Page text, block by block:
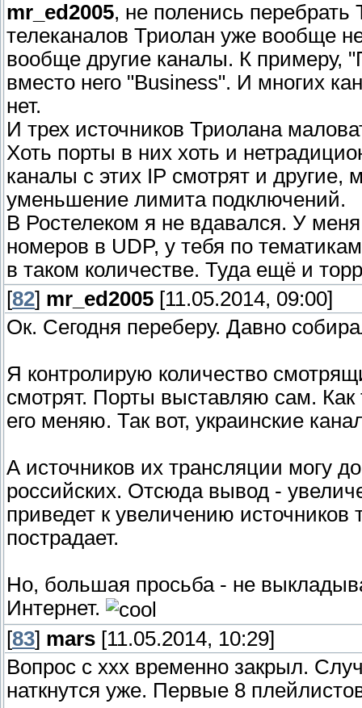
mr_ed2005, не поленись
телеканалов Триолан уже вообще
вообще другие каналы. К примеру,
вместо него "Business". И многих
нет.
И трех источников Триолана
Хоть порты в них хоть и
каналы с этих IP смотрят и другие,
уменьшение лимита подключений.
В Ростелеком я не вдавался. У
номеров в UDP, у тебя по
в таком количестве. Туда ещё и
[82] mr_ed2005 [11.05.2014, 09:00]
Ок. Сегодня переберу. Давно
Я контролирую количество
смотрят. Порты выставляю сам. Как
его меняю. Так вот, украинские
А источников их трансляции могу
российских. Отсюда вывод -
приведет к увеличению источников
пострадает.
Но, большая просьба - не
Интернет.
[83] mars [11.05.2014, 10:29]
Вопрос с ххх временно закрыл.
наткнутся уже. Первые 8